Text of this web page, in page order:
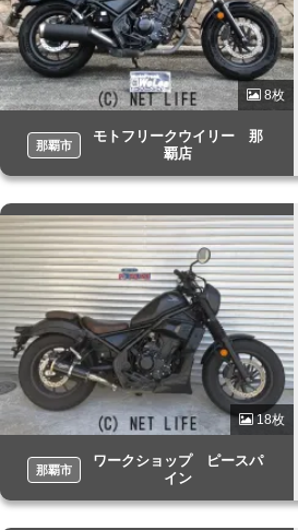
8枚
那覇市
モトフリークウイリー 那
覇店
18枚
那覇市
ワークショップ ピースパ
イン